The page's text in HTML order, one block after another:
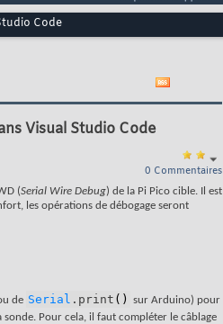
Code
Visual Studio Code
0 Commentaires
(Serial Wire Debug) de la Pi Pico cible. Il est
les opérations de débogage seront
de Serial .print ( )
sur Arduino) pour
Pour cela, il faut compléter le câblage